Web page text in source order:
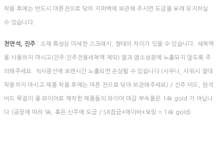
착용 후에는 반드시 마른천으로 닦아 지퍼백에 보관해 주시면 도금을 오래 유지하실
수 있습니다.
천연석, 진주: 소재 특성상 미세한 스크래치, 형태의 차이가 있을 수 있습니다. 세척액
을 사용하지 마시고(진주:진주전용세척액 제외) 열과 염소성분에 노출되지 않도록 주
의해주세요. 직사광선에 오랜시간 노출되면 손상될 수 있습니다 (사우나, 샤워시 절대
착용하지 마시고 제품 착용 후에는 마른 천으로 닦아 보관해주세요) / 진주 비드, 원석
비드 목걸이 중 와이어로 제작한 제품들의 와이어 마감 부속품은 14k gold 가 아닙니
다.(공장에 따라 9k, 혹은 신주에 도금 / SR잠금+에이바+오링 = 14k gold)